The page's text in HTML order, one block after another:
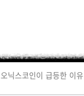
오닉스코인이 급등한 이유